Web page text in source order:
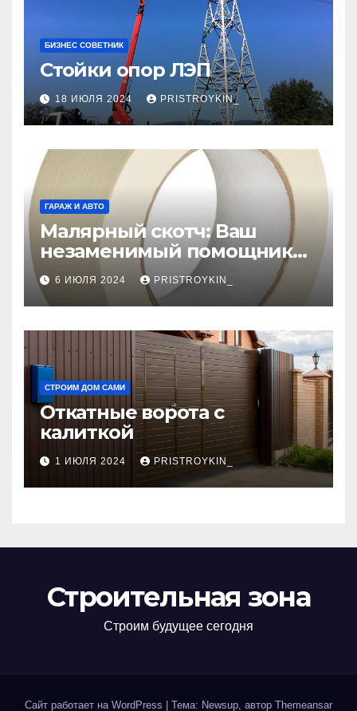
БИЗНЕС СОВЕТНИК
Стойки опор ЛЭП
18 ИЮЛЯ 2024 PRISTROYKIN_
ГАРАЖ И АВТО
Малярный скотч: Ваш
незаменимый помощник
при ремонтных работах
6 ИЮЛЯ 2024 PRISTROYKIN_
СТРОИМ ДОМ САМИ
Откатные ворота с
калиткой
1 ИЮЛЯ 2024 PRISTROYKIN_
Строительная зона
Строим будущее сегодня
Сайт работает на WordPress Тема: Newsup, автор Themeansar